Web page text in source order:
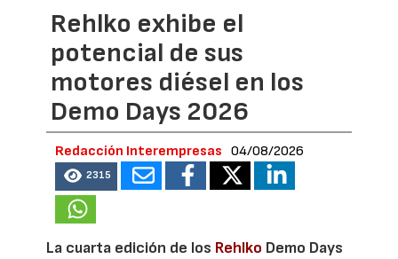
Rehlko exhibe el
potencial de sus
motores diésel en los
Demo Days 2026
Redacción Interempresas 04/08/2026
2315
La cuarta edición de los Rehlko Demo Days